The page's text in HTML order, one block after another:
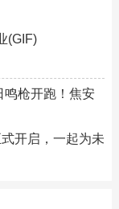
(GIF)
鸣枪开跑！焦安
开启，一起为未